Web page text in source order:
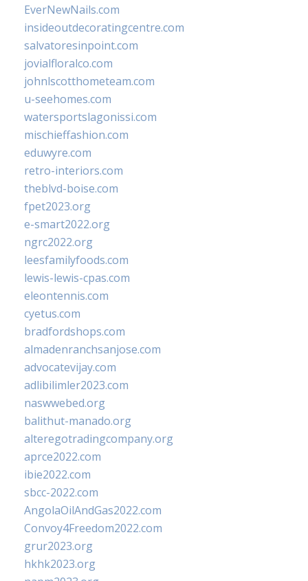
EverNewNails.com
insideoutdecoratingcentre.com
salvatoresinpoint.com
jovialfloralco.com
johnlscotthometeam.com
u-seehomes.com
watersportslagonissi.com
mischieffashion.com
eduwyre.com
retro-interiors.com
theblvd-boise.com
fpet2023.org
e-smart2022.org
ngrc2022.org
leesfamilyfoods.com
lewis-lewis-cpas.com
eleontennis.com
cyetus.com
bradfordshops.com
almadenranchsanjose.com
advocatevijay.com
adlibilimler2023.com
naswwebed.org
balithut-manado.org
alteregotradingcompany.org
aprce2022.com
ibie2022.com
sbcc-2022.com
AngolaOilAndGas2022.com
Convoy4Freedom2022.com
grur2023.org
hkhk2023.org